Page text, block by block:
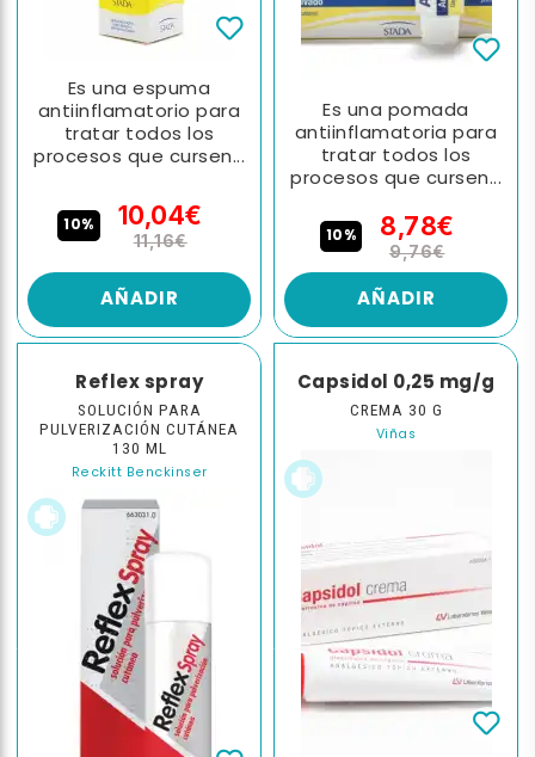
Es una espuma
antiinflamatorio para
tratar todos los
procesos que cursen...
10% 10,04€
11,16€
AÑADIR
Es una pomada
antiinflamatoria para
tratar todos los
procesos que cursen...
10% 8,78€
9,76€
AÑADIR
Reflex spray
SOLUCIÓN PARA
PULVERIZACIÓN CUTÁNEA
130 ML
Reckitt Benckinser
Capsidol 0,25 mg/g
CREMA 30 G
Viñas